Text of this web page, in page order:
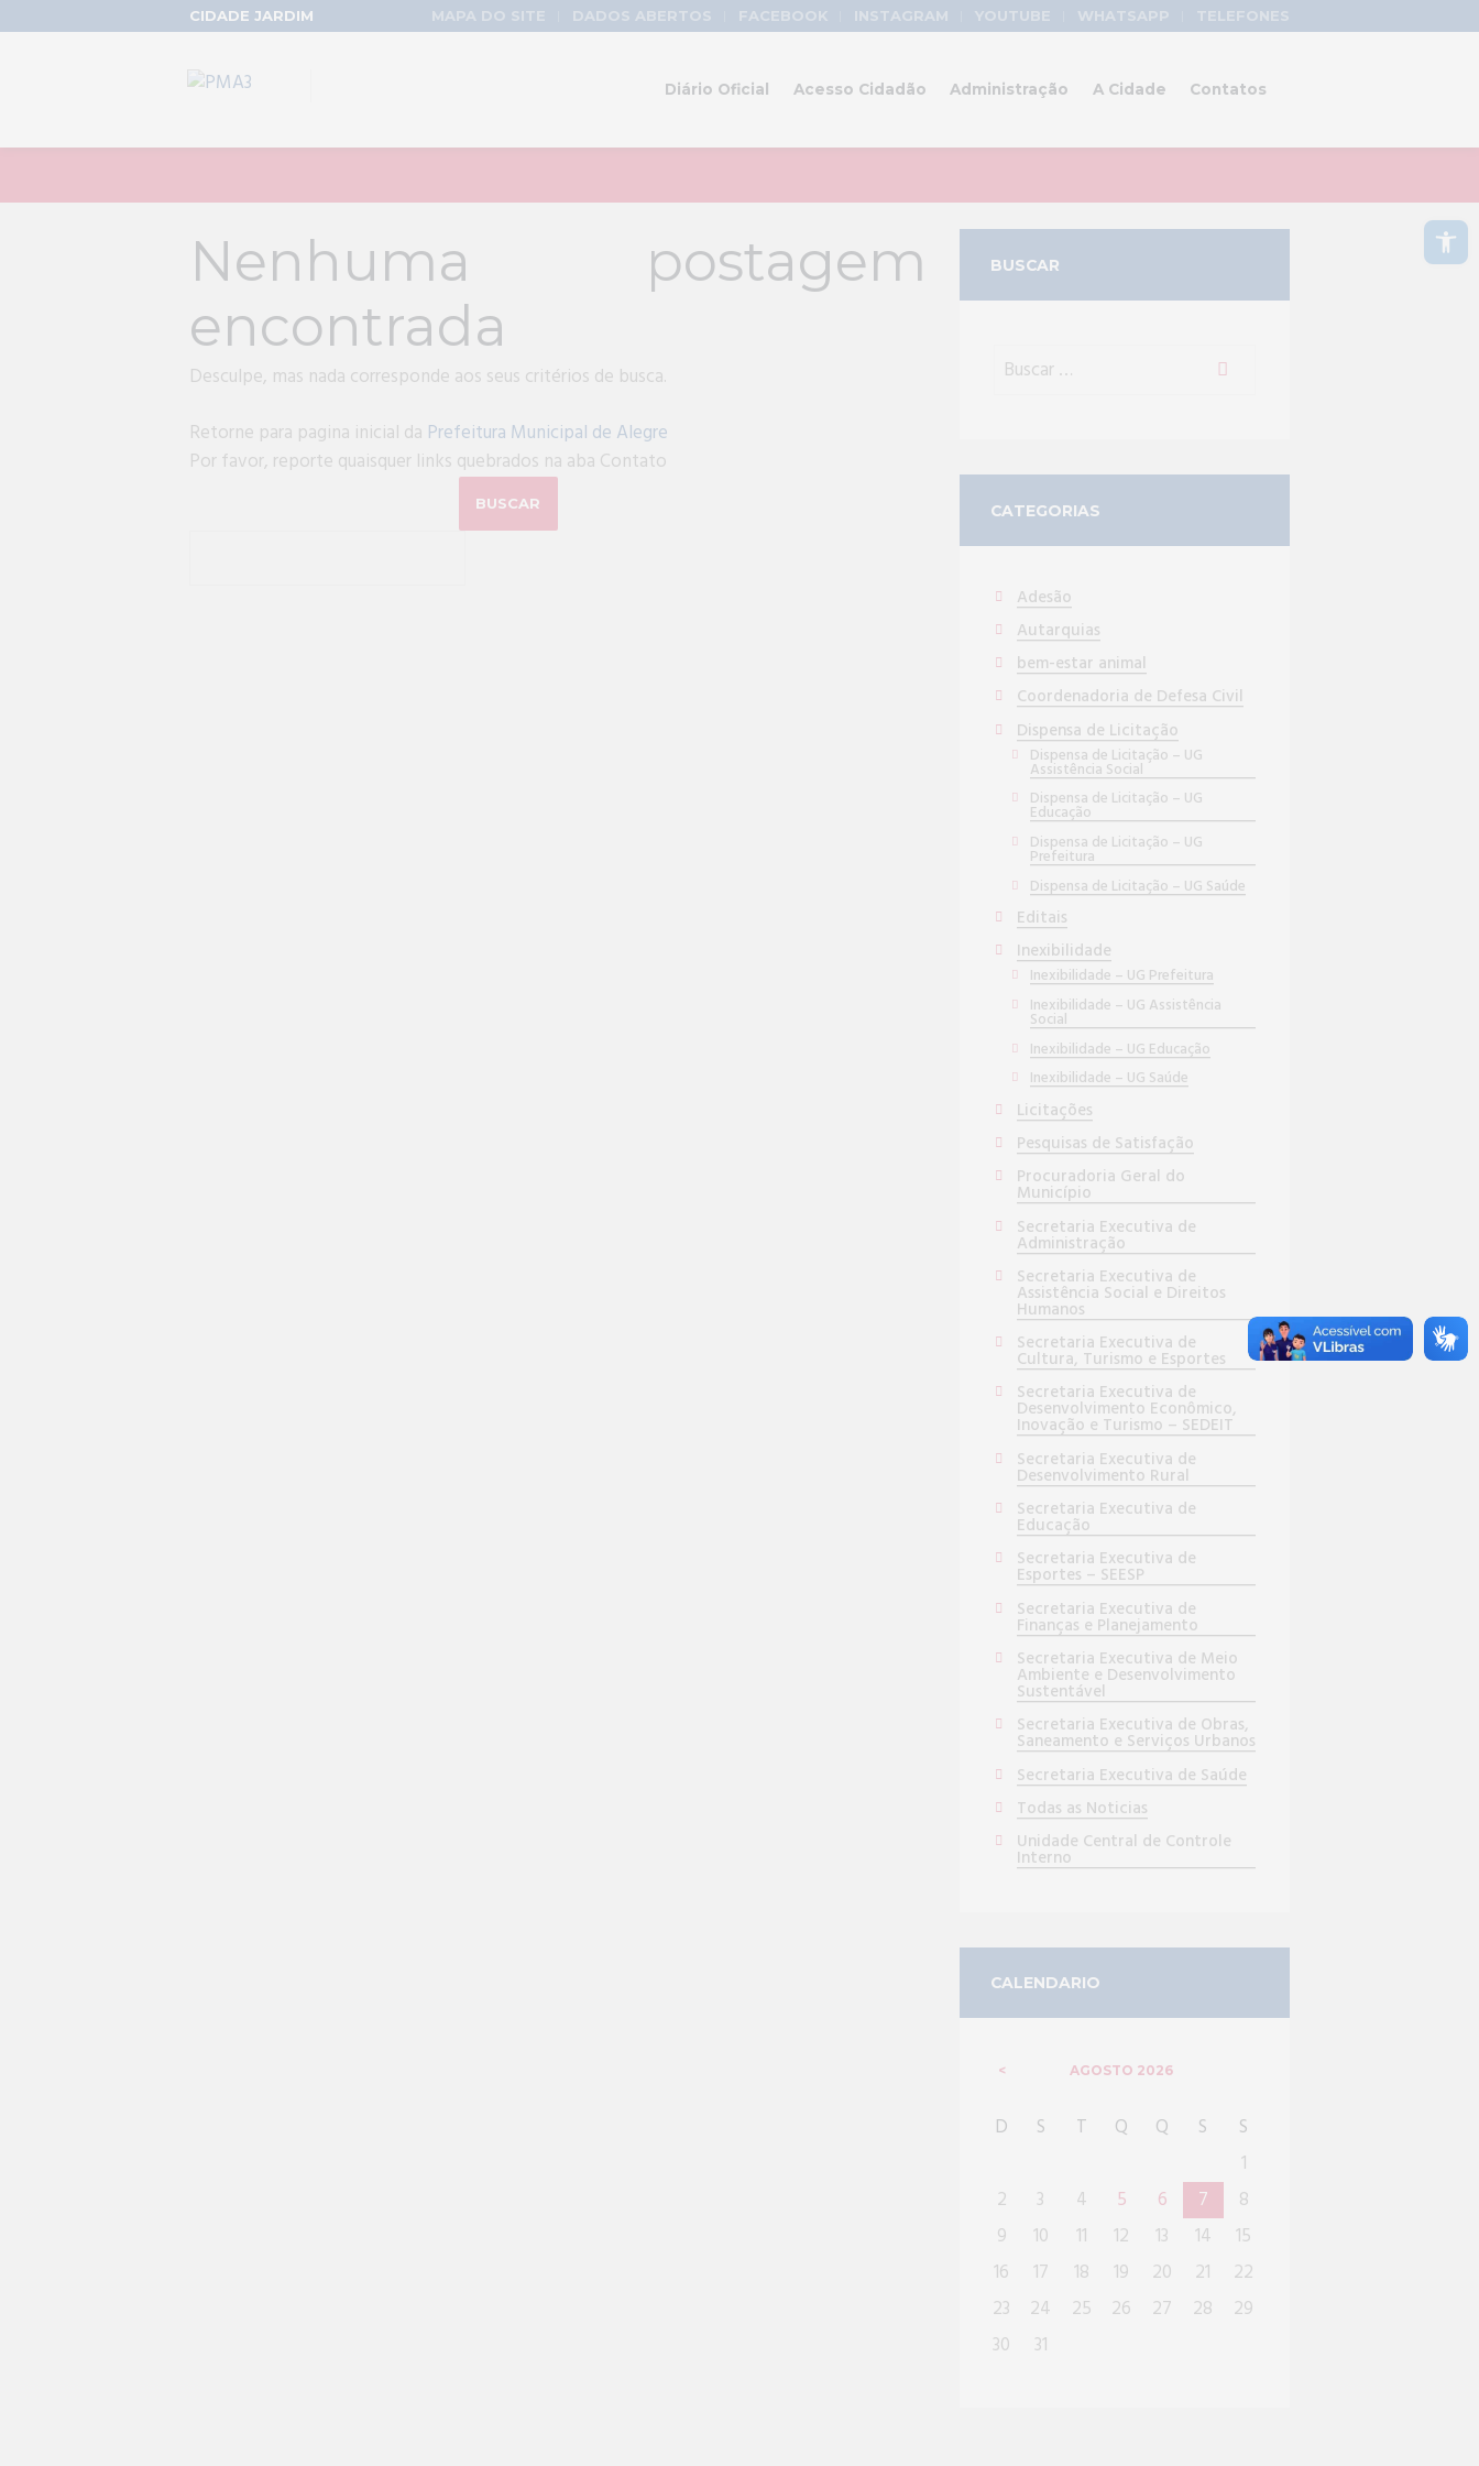
CIDADE JARDIM MAPA DO SITE DADOS ABERTOS FACEBOOK INSTAGRAM YOUTUBE WHATSAPP TELEFONES
Diário Oficial Acesso Cidadão Administração A Cidade Contatos
Nenhuma postagem
encontrada
Desculpe, mas nada corresponde aos seus critérios de busca.
Retorne para pagina inicial da Prefeitura Municipal de Alegre
Por favor, reporte quaisquer links quebrados na aba Contato
BUSCAR
CATEGORIAS
Adesão
Autarquias
bem-estar animal
Coordenadoria de Defesa Civil
Dispensa de Licitação
Dispensa de Licitação – UG
Assistência Social
Dispensa de Licitação – UG
Educação
Dispensa de Licitação – UG
Prefeitura
Dispensa de Licitação – UG Saúde
Editais
Inexibilidade
Inexibilidade – UG Prefeitura
Inexibilidade – UG Assistência
Social
Inexibilidade – UG Educação
Inexibilidade – UG Saúde
Licitações
Pesquisas de Satisfação
Procuradoria Geral do
Município
Secretaria Executiva de
Administração
Secretaria Executiva de
Assistência Social e Direitos
Humanos
Secretaria Executiva de
Cultura, Turismo e Esportes
Secretaria Executiva de
Desenvolvimento Econômico,
Inovação e Turismo – SEDEIT
Secretaria Executiva de
Desenvolvimento Rural
Secretaria Executiva de
Educação
Secretaria Executiva de
Esportes – SEESP
Secretaria Executiva de
Finanças e Planejamento
Secretaria Executiva de Meio
Ambiente e Desenvolvimento
Sustentável
Secretaria Executiva de Obras,
Saneamento e Serviços Urbanos
Secretaria Executiva de Saúde
Todas as Noticias
Unidade Central de Controle
Interno
CALENDARIO
AGOSTO 2026
D S T Q Q S
S
1
2
3 4 5 6 7
8
9
10 11 12 13 14
15
16
17 18 19 20 21
22
23
24 25 26 27 28
29
30
31
Abrir a barra de ferramentas